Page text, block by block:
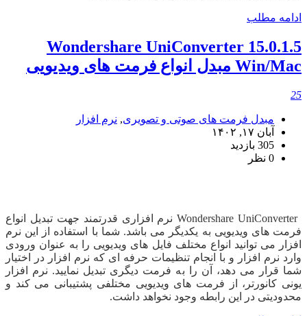
ادامه مطلب
Wondershare UniConverter 15.0.1.5
Win/Mac مبدل انواع فرمت های ویدیویی
25
مبدل فرمت های صوتی و تصویری, نرم افزار
آبان ۱۷, ۱۴۰۲
305 بازدید
0 نظر
Wondershare UniConverter نرم افزاری قدرتمند جهت تبدیل انواع
فرمت های ویدیویی به یکدیگر می باشد. شما با استفاده از این نرم
افزار می توانید انواع مختلف فایل های ویدیویی را به عنوان ورودی
وارد نرم افزار و با انجام تنظیمات حرفه ای که نرم افزار در اختیار
شما قرار می دهد، آن را به فرمت دیگری تبدیل نمایید. نرم افزار
یونی کانورتر، از فرمت های ویدیویی مختلفی پشتیبانی می کند و
محدودیتی در این رابطه وجود نخواهد داشت.